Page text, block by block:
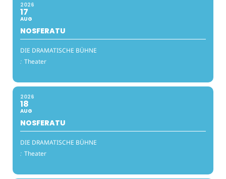
2026
17
AUG
NOSFERATU
DIE DRAMATISCHE BÜHNE
: Theater
2026
18
AUG
NOSFERATU
DIE DRAMATISCHE BÜHNE
: Theater